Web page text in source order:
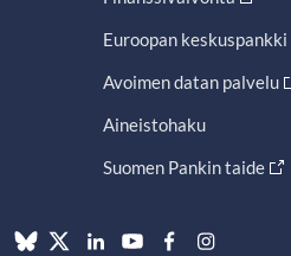
Euroopan keskuspankki
Avoimen datan palvelu
Aineistohaku
Suomen Pankin taide